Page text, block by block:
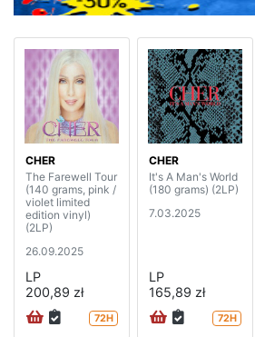
CHER
The Farewell Tour
(140 grams, pink /
violet limited
edition vinyl)
(2LP)
26.09.2025
LP
200,89 zł
72H
CHER
It's A Man's World
(180 grams) (2LP)
7.03.2025
LP
165,89 zł
72H